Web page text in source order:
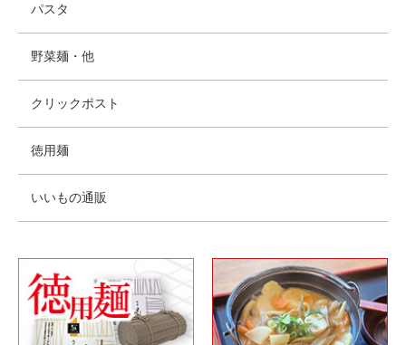
パスタ
野菜麺・他
クリックポスト
徳用麺
いいもの通販